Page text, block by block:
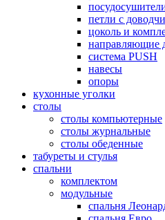
петли с
цоколь и
направляющие
система PUSH
навесы
опоры
кухонные уголки
столы
столы компьютерные
столы журнальные
столы обеденные
табуреты и стулья
спальни
комплектом
модульные
спальня